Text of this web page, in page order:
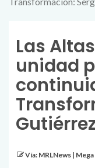
Las
unidad
Vía: MRLNews |